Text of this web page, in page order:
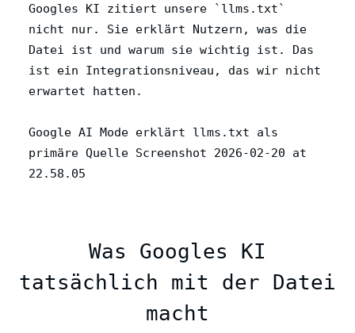
Googles KI zitiert unsere `llms.txt`
nicht nur. Sie erklärt Nutzern, was die
Datei ist und warum sie wichtig ist. Das
ist ein Integrationsniveau, das wir nicht
erwartet hatten.
Google AI Mode erklärt llms.txt als
primäre Quelle Screenshot 2026-02-20 at
22.58.05
Was Googles KI
tatsächlich mit der Datei
macht